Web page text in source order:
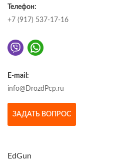
Телефон:
+7 (917) 537-17-16
E-mail:
info@DrozdPcp.ru
ЗАДАТЬ ВОПРОС
EdGun